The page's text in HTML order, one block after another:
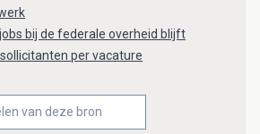
bij de federale overheid blijft
per vacature
van deze bron